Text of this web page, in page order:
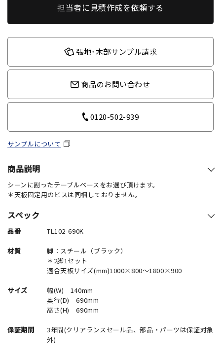
担当者に見積作成を依頼する
張地･木部サンプル請求
商品のお問い合わせ
0120-502-939
サンプルについて
商品説明
シーンに副ったテーブルベースをお選び頂けます。
＊天板固定用のビスは同梱しておりません。
スペック
品番 TL102-690K
材質
脚：スチール（ブラック）
＊2脚1セット
適合天板サイズ(mm)1000×800～1800×900
サイズ
幅(W) 140mm
奥行(D) 690mm
高さ(H) 690mm
保証期間
3年間(クリアランスセール品、部品・パーツは保証対象
外)